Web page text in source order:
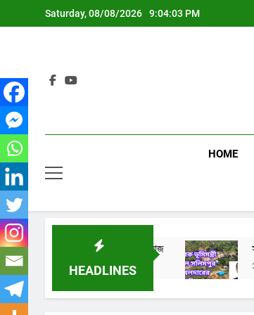
to
Saturday, 08/08/2026 9:04:04 PM
HOME
HEADLINES
সভা চলছে আজ সাবেক ভূমিমন্ত্রী জঙ্গল
2 Months Ago